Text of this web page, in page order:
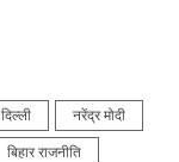
दिल्ली नरेंद्र मोदी
बिहार राजनीति